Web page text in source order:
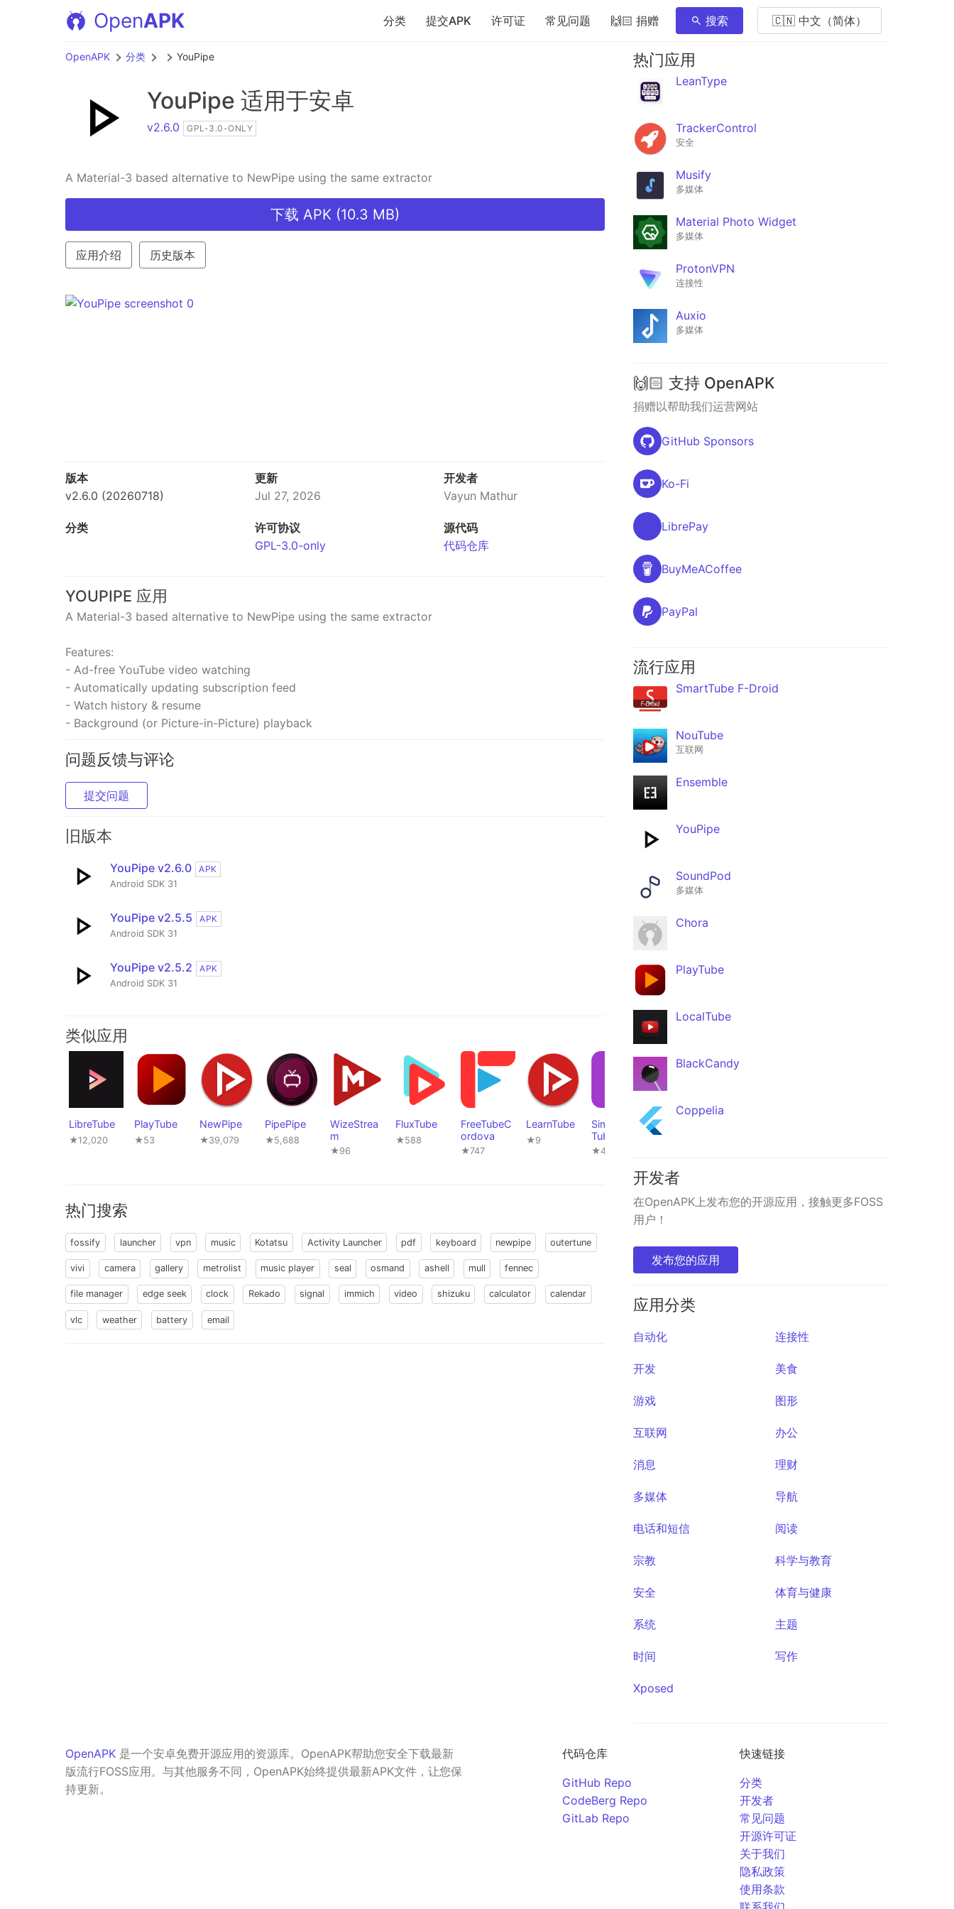
OpenAPK 分类 提交APK 许可证 常见问题 🙌🏻 捐赠 搜索 🇨🇳 中文（简体）
OpenAPK 分类 YouPipe
YouPipe 适用于安卓
v2.6.0 GPL-3.0-ONLY
A Material-3 based alternative to NewPipe using the same extractor
下载 APK (10.3 MB)
应用介绍 历史版本
版本
v2.6.0 (20260718)
更新
Jul 27, 2026
开发者
Vayun Mathur
分类
许可协议
GPL-3.0-only
源代码
代码仓库
YOUPIPE 应用
A Material-3 based alternative to NewPipe using the same extractor
Features:
- Ad-free YouTube video watching
- Automatically updating subscription feed
- Watch history & resume
- Background (or Picture-in-Picture) playback
问题反馈与评论
提交问题
旧版本
YouPipe v2.6.0
APK
Android SDK 31
YouPipe v2.5.5
APK
Android SDK 31
YouPipe v2.5.2
APK
Android SDK 31
类似应用
LibreTube
★12,020
PlayTube
★53
NewPipe
★39,079
PipePipe
★5,688
WizeStrea
m
★96
FluxTube
★588
FreeTubeC
ordova
★747
LearnTube
★9
Simple
Tube
★47
InnerTune
Fork
热门搜索
fossify launcher vpn music Kotatsu Activity Launcher pdf keyboard newpipe outertune
vivi camera gallery metrolist music player seal osmand ashell mull fennec
file manager edge seek clock Rekado signal immich video shizuku calculator calendar
vlc weather battery email
热门应用
LeanType
TrackerControl
安全
Musify
多媒体
Material Photo Widget
多媒体
ProtonVPN
连接性
Auxio
多媒体
🙌🏻 支持 OpenAPK
捐赠以帮助我们运营网站
GitHub Sponsors
Ko-Fi
LibrePay
BuyMeACoffee
PayPal
流行应用
SmartTube F-Droid
NouTube
互联网
Ensemble
YouPipe
SoundPod
多媒体
Chora
PlayTube
LocalTube
BlackCandy
Coppelia
开发者
在OpenAPK上发布您的开源应用，接触更多FOSS
用户！
发布您的应用
应用分类
自动化 连接性
开发 美食
游戏 图形
互联网 办公
消息 理财
多媒体 导航
电话和短信 阅读
宗教 科学与教育
安全 体育与健康
系统 主题
时间 写作
Xposed
OpenAPK 是一个安卓免费开源应用的资源库。OpenAPK帮助您安全下载最新
版流行FOSS应用。与其他服务不同，OpenAPK始终提供最新APK文件，让您保
持更新。
代码仓库
GitHub Repo
CodeBerg Repo
GitLab Repo
快速链接
分类
开发者
常见问题
开源许可证
关于我们
隐私政策
使用条款